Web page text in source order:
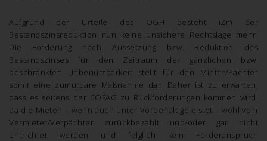
Aufgrund der Urteile des OGH besteht iZm der
Bestandszinsreduktion nun keine unsichere Rechtslage mehr.
Die Forderung nach Aussetzung bzw. Reduktion des
Bestandszinses für den Zeitraum der gänzlichen bzw.
beschränkten Unbenutzbarkeit stellt für den Mieter/Pächter
somit eine zumutbare Maßnahme dar. Daher ist zu erwarten,
dass es seitens der COFAG zu Rückforderungen kommen wird,
da die Mieten – wenn auch unter Vorbehalt geleistet – wohl vom
Vermieter/Verpächter zurückbezahlt und/oder gar nicht
entrichtet werden und folglich kein Förderanspruch